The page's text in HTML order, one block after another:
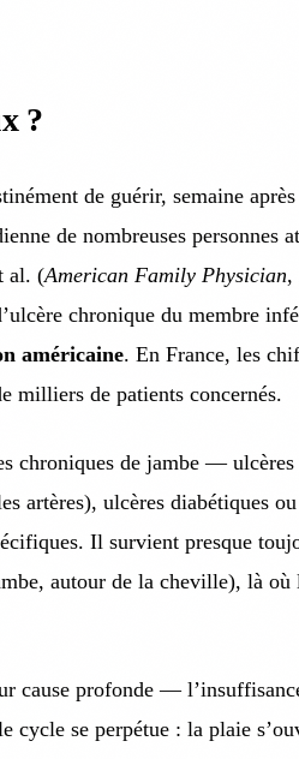
?
de guérir, semaine après
de nombreuses personnes
al. (American Family Physician,
chronique du membre
américaine. En France, les
milliers de patients concernés.
chroniques de jambe —
artères), ulcères diabétiques
Il survient presque
autour de la cheville), là où
cause profonde —
cycle se perpétue : la plaie